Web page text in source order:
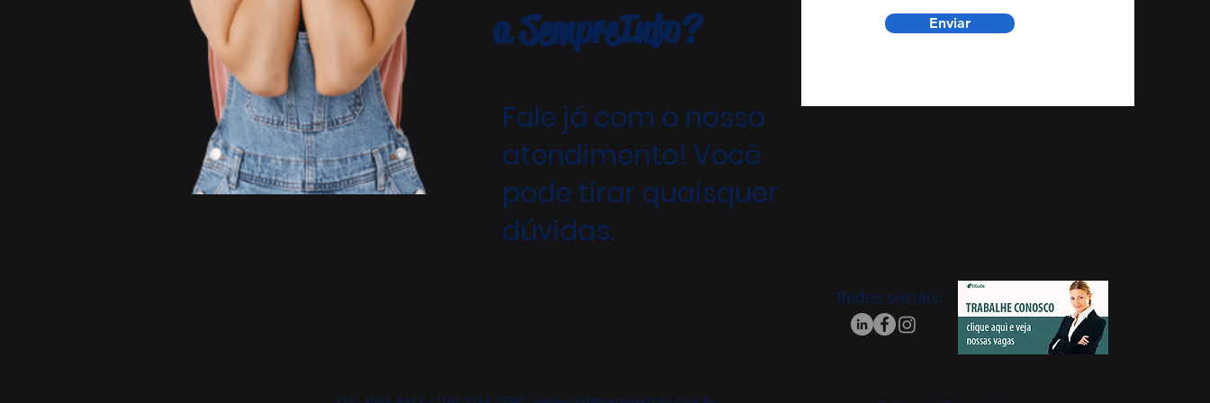
a SempreInfo?
Fale já com o nosso
atendimento! Você
pode tirar quaisquer
dúvidas.
Enviar
Redes sociais: